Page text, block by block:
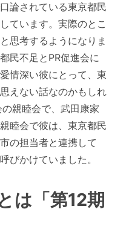
論されている東京都民
ています。実際のとこ
思考するようになりま
民不足とPR促進会に
情深い彼にとって、東
えない話なのかもしれ
親睦会で、武田康家
睦会で彼は、東京都民
の担当者と連携して
びかけていました。
は「第12期